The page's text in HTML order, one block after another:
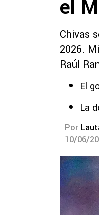
el
Chivas
2026.
Raúl
El
La
Por
10/06/